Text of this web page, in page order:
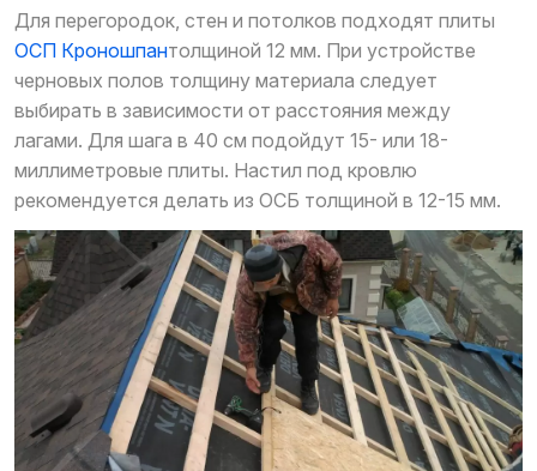
Для перегородок, стен и потолков подходят плиты
ОСП Кроношпантолщиной 12 мм. При устройстве
черновых полов толщину материала следует
выбирать в зависимости от расстояния между
лагами. Для шага в 40 см подойдут 15- или 18-
миллиметровые плиты. Настил под кровлю
рекомендуется делать из ОСБ толщиной в 12-15 мм.